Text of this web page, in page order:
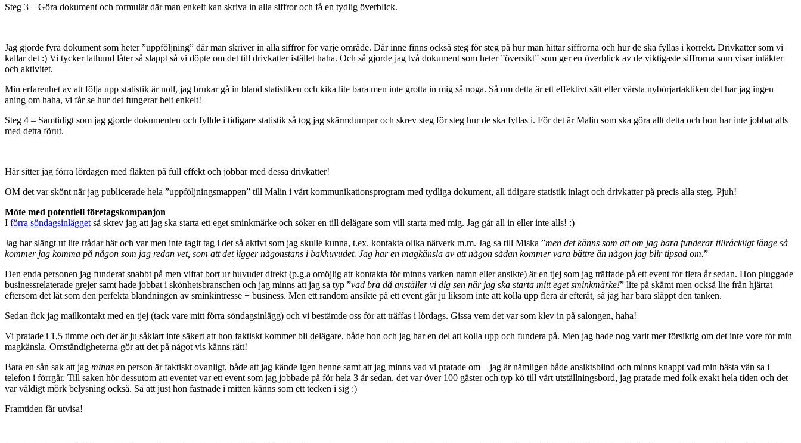
Steg 3 – Göra dokument och formulär där man enkelt kan skriva in alla siffror och få en tydlig överblick.
Jag gjorde fyra dokument som heter ”uppföljning” där man skriver in alla siffror för varje område. Där inne finns också steg för steg på hur man hittar siffrorna och hur de ska fyllas i korrekt. Drivkatter som vi
kallar det :) Vi tycker lathund låter så slappt så vi döpte om det till drivkatter istället haha. Och så gjorde jag två dokument som heter ”översikt” som ger en överblick av de viktigaste siffrorna som visar intäkter
och aktivitet.
Min erfarenhet av att följa upp statistik är noll, jag brukar gå in bland statistiken och kika lite bara men inte grotta in mig så noga. Så om detta är ett effektivt sätt eller värsta nybörjartaktiken det har jag ingen
aning om haha, vi får se hur det fungerar helt enkelt!
Steg 4 – Samtidigt som jag gjorde dokumenten och fyllde i tidigare statistik så tog jag skärmdumpar och skrev steg för steg hur de ska fyllas i. För det är Malin som ska göra allt detta och hon har inte jobbat alls
med detta förut.
Här sitter jag förra lördagen med fläkten på full effekt och jobbar med dessa drivkatter!
OM det var skönt när jag publicerade hela ”uppföljningsmappen” till Malin i vårt kommunikationsprogram med tydliga dokument, all tidigare statistik inlagt och drivkatter på precis alla steg. Pjuh!
Möte med potentiell företagskompanjon
I förra söndagsinlägget så skrev jag att jag ska starta ett eget sminkmärke och söker en till delägare som vill starta med mig. Jag går all in eller inte alls! :)
Jag har slängt ut lite trådar här och var men inte tagit tag i det så aktivt som jag skulle kunna, t.ex. kontakta olika nätverk m.m. Jag sa till Miska ”men det känns som att om jag bara funderar tillräckligt länge så
kommer jag komma på någon som jag redan vet, som att det ligger någonstans i bakhuvudet. Jag har en magkänsla av att någon sådan kommer vara bättre än någon jag blir tipsad om.”
Den enda personen jag funderat snabbt på men viftat bort ur huvudet direkt (p.g.a omöjlig att kontakta för minns varken namn eller ansikte) är en tjej som jag träffade på ett event för flera år sedan. Hon pluggade
businessrelaterade grejer samt hade jobbat i skönhetsbranschen och jag minns att jag sa typ ”vad bra då anställer vi dig sen när jag ska starta mitt eget sminkmärke!” lite på skämt men också lite från hjärtat
eftersom det lät som den perfekta blandningen av sminkintresse + business. Men ett random ansikte på ett event går ju liksom inte att kolla upp flera år efteråt, så jag har bara släppt den tanken.
Sedan fick jag mailkontakt med en tjej (tack vare mitt förra söndagsinlägg) och vi bestämde oss för att träffas i lördags. Gissa vem det var som klev in på salongen, haha!
Vi pratade i 1,5 timme och det är ju såklart inte säkert att hon faktiskt kommer bli delägare, både hon och jag har en del att kolla upp och fundera på. Men jag hade nog varit mer försiktig om det inte vore för min
magkänsla. Omständigheterna gör att det på något vis känns rätt!
Bara en sån sak att jag minns en person är faktiskt ovanligt, både att jag kände igen henne samt att jag minns vad vi pratade om – jag är nämligen både ansiktsblind och minns knappt vad min bästa vän sa i
telefon i förrgår. Till saken hör dessutom att eventet var ett event som jag jobbade på för hela 3 år sedan, det var över 100 gäster och typ kö till vårt utställningsbord, jag pratade med folk exakt hela tiden och det
var väldigt mörk belysning också. Så att just hon fastnade i mitten känns som ett tecken i sig :)
Framtiden får utvisa!